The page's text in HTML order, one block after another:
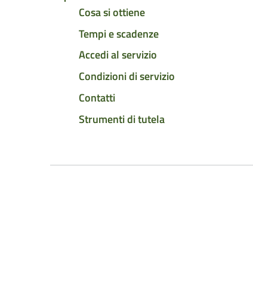
Cosa si ottiene
Tempi e scadenze
Accedi al servizio
Condizioni di servizio
Contatti
Strumenti di tutela